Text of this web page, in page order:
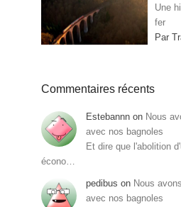
Une
fer
Par
Commentaires récents
Estebannn on Nous
avec nos bagnoles
Et dire que l'abolition
écono…
pedibus on Nous
avec nos bagnoles